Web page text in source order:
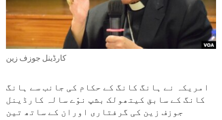
ENVIRONMENT AND HEALTH
IDEALS AND INSTITUTIONS
کارڈینل جوزف زین
امریکہ نے ہانگ کانگ کے حکام کی جانب سے ہانگ
کانگ کے سابق کیتھولک بشپ نوّے سالہ کارڈینل
جوزف زین کی گرفتاری اوران کے ساتھ تین